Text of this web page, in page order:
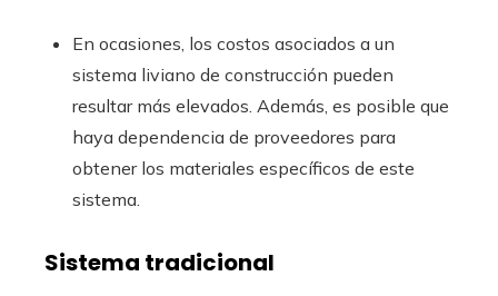
En ocasiones, los costos asociados a un
sistema liviano de construcción pueden
resultar más elevados. Además, es posible que
haya dependencia de proveedores para
obtener los materiales específicos de este
sistema.
Sistema tradicional